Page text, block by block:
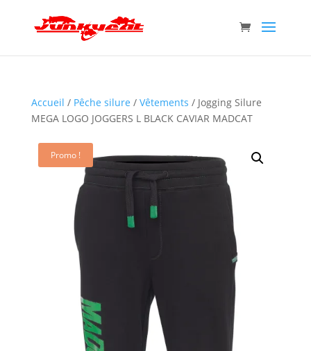
Accueil / Pêche silure / Vêtements / Jogging Silure
MEGA LOGO JOGGERS L BLACK CAVIAR MADCAT
Promo !